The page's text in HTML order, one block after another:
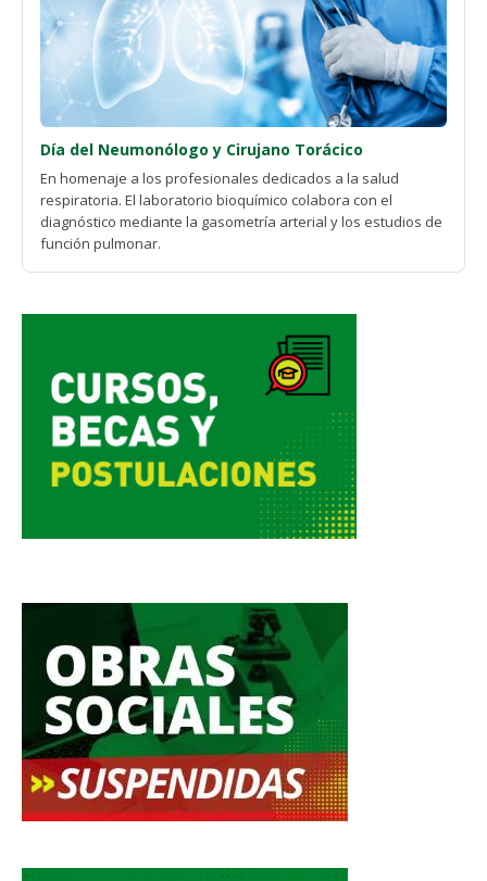
Día del Neumonólogo y Cirujano Torácico
En homenaje a los profesionales dedicados a la salud
respiratoria. El laboratorio bioquímico colabora con el
diagnóstico mediante la gasometría arterial y los estudios de
función pulmonar.